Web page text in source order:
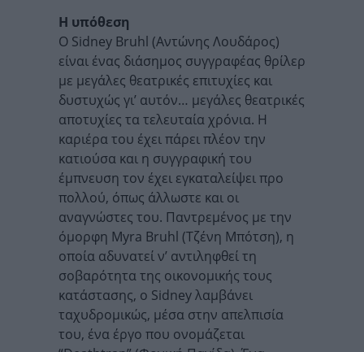
Η υπόθεση
Ο Sidney Bruhl (Αντώνης Λουδάρος)
είναι ένας διάσημος συγγραφέας θρίλερ
με μεγάλες θεατρικές επιτυχίες και
δυστυχώς γι’ αυτόν… μεγάλες θεατρικές
αποτυχίες τα τελευταία χρόνια. Η
καριέρα του έχει πάρει πλέον την
κατιούσα και η συγγραφική του
έμπνευση τον έχει εγκαταλείψει προ
πολλού, όπως άλλωστε και οι
αναγνώστες του. Παντρεμένος με την
όμορφη Myra Bruhl (Τζένη Μπότση), η
οποία αδυνατεί ν’ αντιληφθεί τη
σοβαρότητα της οικονομικής τους
κατάστασης, ο Sidney λαμβάνει
ταχυδρομικώς, μέσα στην απελπισία
του, ένα έργο που ονομάζεται